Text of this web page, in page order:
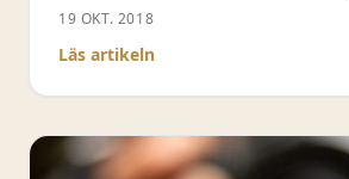
2019 kan bli lika bra!
19 OKT. 2018
Läs artikeln